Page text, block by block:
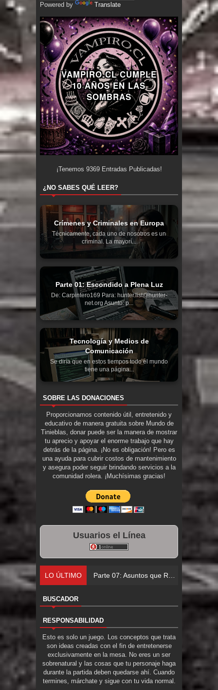
Powered by Translate
VAMPIRO.CL CUMPLE
10 AÑOS EN LAS
SOMBRAS
¡Tenemos 9369Entradas Publicadas!
¿NO SABES QUÉ LEER?
Crímenes y Criminales en Europa
Técnicamente, cada uno de nosotros es un
criminal. La mayorí...
Parte 01: Escondido a Plena Luz
De: Carpintero169 Para: hunter.list@hunter-
net.org Asunto: p...
Tecnología y Medios de
Comunicación
Se diría que en estos tiempos todo el mundo
tiene una página...
SOBRE LAS DONACIONES
Proporcionamos contenido útil, entretenido y
educativo de manera gratuita sobre Mundo de
Tinieblas, donar puede ser la manera de mostrar
tu aprecio y apoyar el enorme trabajo que hay
detrás de la página. ¡No es obligación! Pero es
una ayuda para cubrir costos de mantenimiento
y asegura poder seguir brindando servicios a la
comunidad rolera. ¡Muchísimas gracias!
Usuarios el Línea
LO ÚLTIMO Parte 06: El Trato con los
BUSCADOR
RESPONSABILIDAD
Esto es solo un juego. Los conceptos que trata
son ideas creadas con el fin de entretenerse
exclusivamente en la mesa. No eres un ser
sobrenatural y las cosas que tu personaje haga
durante la partida deben quedarse ahí. Cuando
termines, márchate y sigue con tu vida normal.